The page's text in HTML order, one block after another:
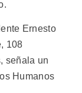
Ernesto
108
señala un
Humanos